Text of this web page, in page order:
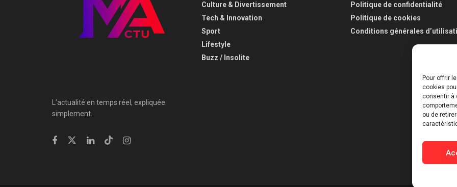
Pour offrir
cookies
consentir à
ou de
L’actualité en temps réel, expliquée
simplement.
⁠Culture & Divertissement
⁠Tech & Innovation
Sport
Lifestyle
Buzz / Insolite
Politique de confidentialité
Politique de cookies
Conditions générales